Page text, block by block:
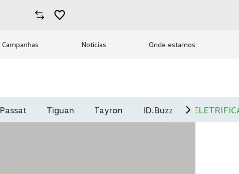
Campanhas Notícias Onde estamos
Passat Tiguan Tayron ID.Buzz